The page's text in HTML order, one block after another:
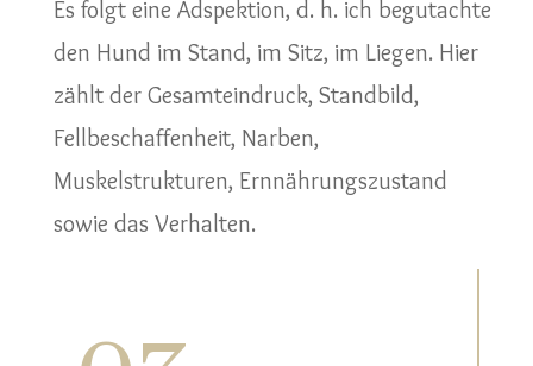
Es folgt eine Adspektion, d. h. ich begutachte
den Hund im Stand, im Sitz, im Liegen. Hier
zählt der Gesamteindruck, Standbild,
Fellbeschaffenheit, Narben,
Muskelstrukturen, Ernnährungszustand
sowie das Verhalten.